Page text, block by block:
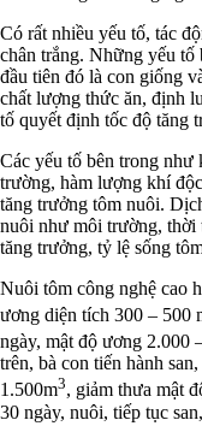
Có rất nhiều yếu tố, tác
chân trắng. Những yếu tố
đầu tiên đó là con giống
chất lượng thức ăn, định
tố quyết định tốc độ tăng
Các yếu tố bên trong như
trường, hàm lượng khí
tăng trưởng tôm nuôi.
nuôi như môi trường, thời
tăng trưởng, tỷ lệ sống
Nuôi tôm công nghệ cao
ương diện tích 300 – 500
ngày, mật độ ương 2.000
trên, bà con tiến hành
1.500m3, giảm thưa mật
30 ngày, nuôi, tiếp tục